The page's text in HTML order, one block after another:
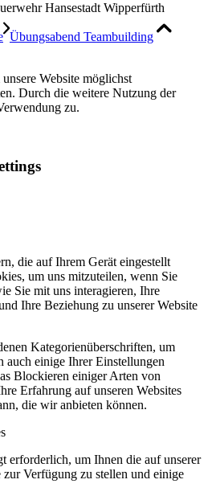
Hansestadt Wipperfürth
Übungsabend Teambuilding
Website möglichst
Durch die weitere Nutzung der
zu.
die auf Ihrem Gerät eingestellt
um uns mitzuteilen, wenn Sie
Sie mit uns interagieren, Ihre
Ihre Beziehung zu unserer Website
Kategorienüberschriften, um
auch einige Ihrer Einstellungen
Blockieren einiger Arten von
Erfahrung auf unseren Websites
die wir anbieten können.
erforderlich, um Ihnen die auf unserer
Verfügung zu stellen und einige